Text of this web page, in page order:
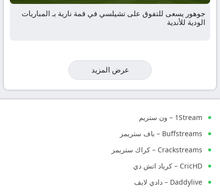
جوهور يسعى للتفوق على تشيلسي في قمة نارية بـ المباريات
الودية للأندية
عرض المزيد
1Stream – ون ستريم
Buffstreams – باف ستريمز
Crackstreams – كراك ستريمز
CricHD – كرياد اتش دي
Daddylive – دادي لايف